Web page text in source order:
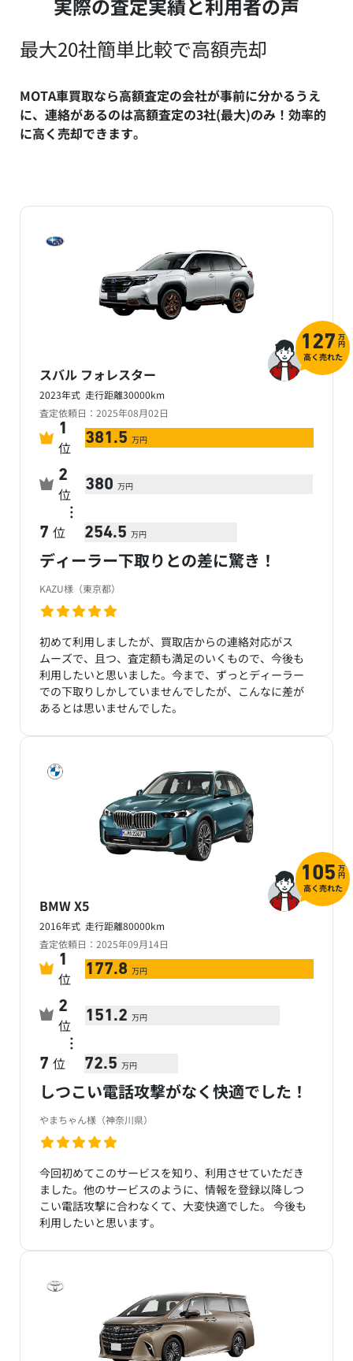
実際の査定実績と利用者の声
最大20社簡単比較で高額売却
MOTA車買取なら高額査定の会社が事前に分かるうえ
に、連絡があるのは高額査定の3社(最大)のみ！効率的
に高く売却できます。
スバル フォレスター
2023年式 走行距離30000km
査定依頼日：2025年08月02日
ディーラー下取りとの差に驚き！
KAZU様（東京都）
初めて利用しましたが、買取店からの連絡対応がス
ムーズで、且つ、査定額も満足のいくもので、今後も
利用したいと思いました。今まで、ずっとディーラー
での下取りしかしていませんでしたが、こんなに差が
あるとは思いませんでした。
127 万
円
高く売れた
1
位 381.5 万円
2
位 380 万円
…
7 位 254.5 万円
BMW X5
2016年式 走行距離80000km
査定依頼日：2025年09月14日
しつこい電話攻撃がなく快適でした！
やまちゃん様（神奈川県）
今回初めてこのサービスを知り、利用させていただき
ました。他のサービスのように、情報を登録以降しつ
こい電話攻撃に合わなくて、大変快適でした。 今後も
利用したいと思います。
105 万
円
高く売れた
1
位 177.8 万円
2
位 151.2 万円
…
7 位 72.5 万円